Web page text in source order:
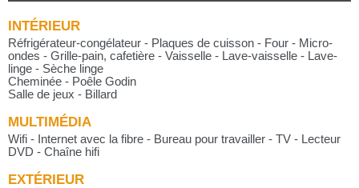
INTÉRIEUR
Réfrigérateur-congélateur - Plaques de cuisson - Four - Micro-
ondes - Grille-pain, cafetière - Vaisselle - Lave-vaisselle - Lave-
linge - Sèche linge
Cheminée - Poêle Godin
Salle de jeux - Billard
MULTIMÉDIA
Wifi - Internet avec la fibre - Bureau pour travailler - TV - Lecteur
DVD - Chaîne hifi
EXTÉRIEUR